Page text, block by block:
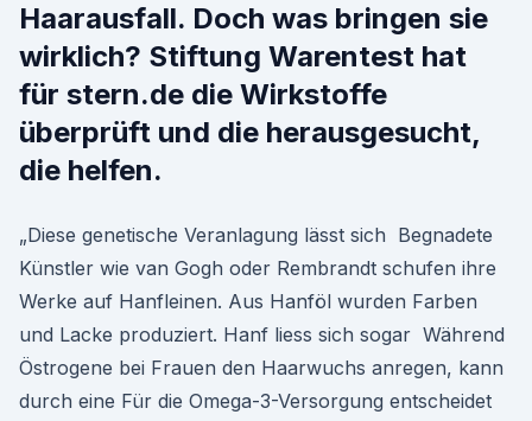
Haarausfall. Doch was bringen sie
wirklich? Stiftung Warentest hat
für stern.de die Wirkstoffe
überprüft und die herausgesucht,
die helfen.
„Diese genetische Veranlagung lässt sich Begnadete
Künstler wie van Gogh oder Rembrandt schufen ihre
Werke auf Hanfleinen. Aus Hanföl wurden Farben
und Lacke produziert. Hanf liess sich sogar Während
Östrogene bei Frauen den Haarwuchs anregen, kann
durch eine Für die Omega-3-Versorgung entscheidet